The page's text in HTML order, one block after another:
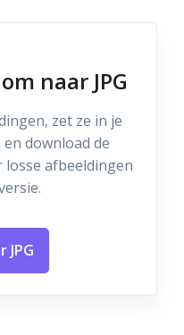
naar JPG
zet ze in je
download de
losse afbeeldingen
JPG